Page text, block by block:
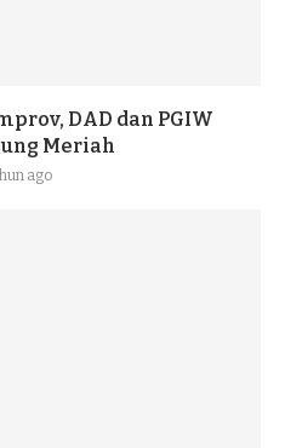
DAD dan PGIW
Meriah
ago